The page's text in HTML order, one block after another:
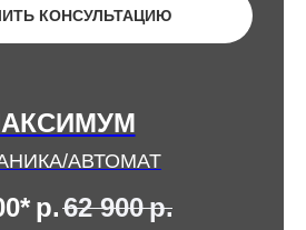
КОНСУЛЬТАЦИЮ
АВТОМАТ
р.62 900р.